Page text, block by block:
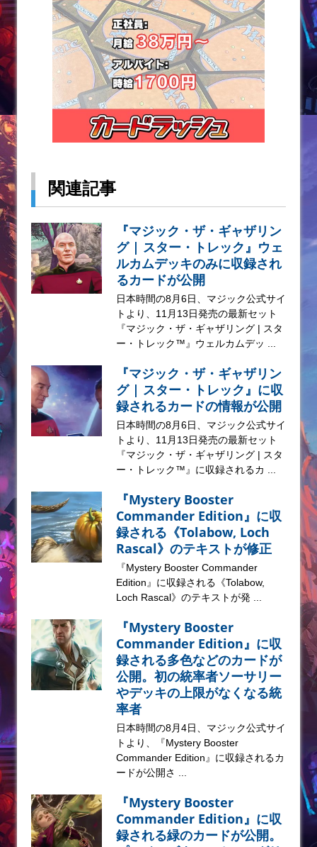
関連記事
『マジック・ザ・ギャザリン
グ | スター・トレック』ウェ
ルカムデッキのみに収録され
るカードが公開
日本時間の8月6日、マジック公式サイ
トより、11月13日発売の最新セット
『マジック・ザ・ギャザリング | スタ
ー・トレック™』ウェルカムデッ ...
『マジック・ザ・ギャザリン
グ | スター・トレック』に収
録されるカードの情報が公開
日本時間の8月6日、マジック公式サイ
トより、11月13日発売の最新セット
『マジック・ザ・ギャザリング | スタ
ー・トレック™』に収録されるカ ...
『Mystery Booster
Commander Edition』に収
録される《Tolabow, Loch
Rascal》のテキストが修正
『Mystery Booster Commander
Edition』に収録される《Tolabow,
Loch Rascal》のテキストが発 ...
『Mystery Booster
Commander Edition』に収
録される多色などのカードが
公開。初の統率者ソーサリー
やデッキの上限がなくなる統
率者
日本時間の8月4日、マジック公式サイ
トより、『Mystery Booster
Commander Edition』に収録されるカ
ードが公開さ ...
『Mystery Booster
Commander Edition』に収
録される緑のカードが公開。